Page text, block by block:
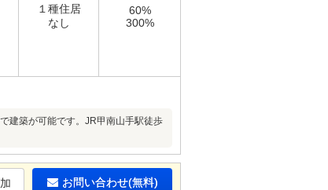
１種住居
なし
60%
300%
建築が可能です。JR甲南山手駅徒歩
お問い合わせ(無料)